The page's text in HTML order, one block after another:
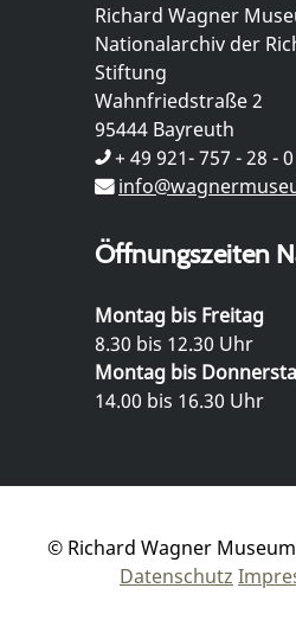
Richard Wagner
Nationalarchiv der
Stiftung
Wahnfriedstraße 2
95444 Bayreuth
+ 49 921- 757 - 28 - 0
Öffnungszeiten
Montag bis Freitag
8.30 bis 12.30 Uhr
Montag bis
14.00 bis 16.30 Uhr
© Richard Wagner
Datenschutz